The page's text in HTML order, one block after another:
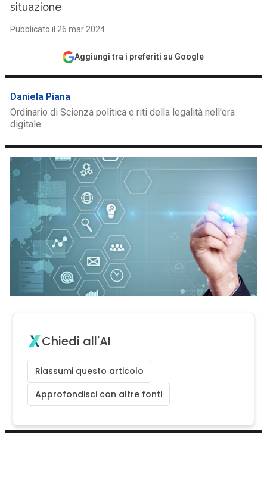
situazione
Pubblicato il 26 mar 2024
Aggiungi tra i preferiti su Google
Daniela Piana
Ordinario di Scienza politica e riti della legalità nell'era
digitale
Chiedi all'AI
Riassumi questo articolo
Approfondisci con altre fonti